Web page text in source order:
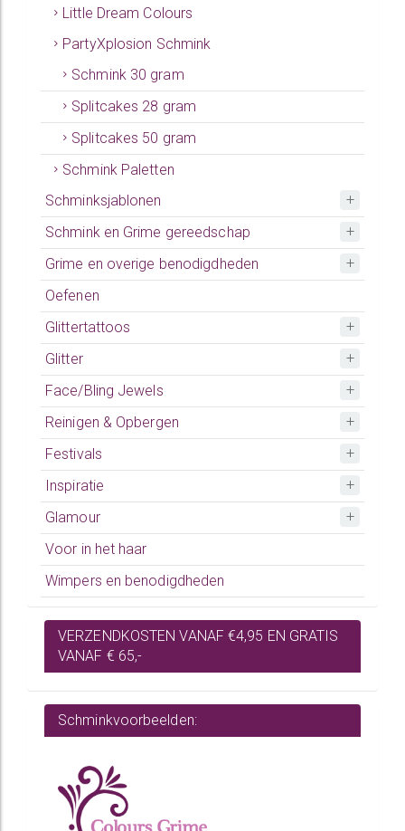
Little Dream Colours
PartyXplosion Schmink
Schmink 30 gram
Splitcakes 28 gram
Splitcakes 50 gram
Schmink Paletten
Schminksjablonen
Schmink en Grime gereedschap
Grime en overige benodigdheden
Oefenen
Glittertattoos
Glitter
Face/Bling Jewels
Reinigen & Opbergen
Festivals
Inspiratie
Glamour
Voor in het haar
Wimpers en benodigdheden
VERZENDKOSTEN VANAF €4,95 EN GRATIS
VANAF € 65,-
Schminkvoorbeelden: